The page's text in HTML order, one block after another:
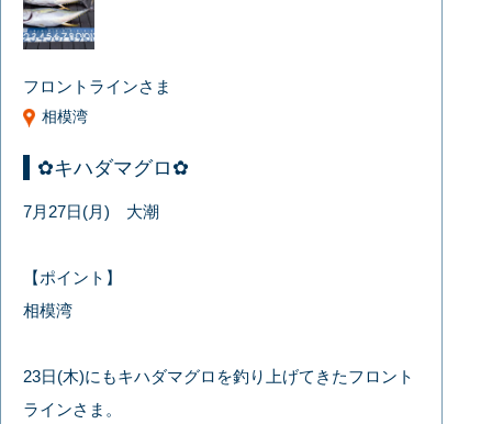
フロントラインさま
相模湾
✿キハダマグロ✿
7月27日(月) 大潮
【ポイント】
相模湾
23日(木)にもキハダマグロを釣り上げてきたフロント
ラインさま。